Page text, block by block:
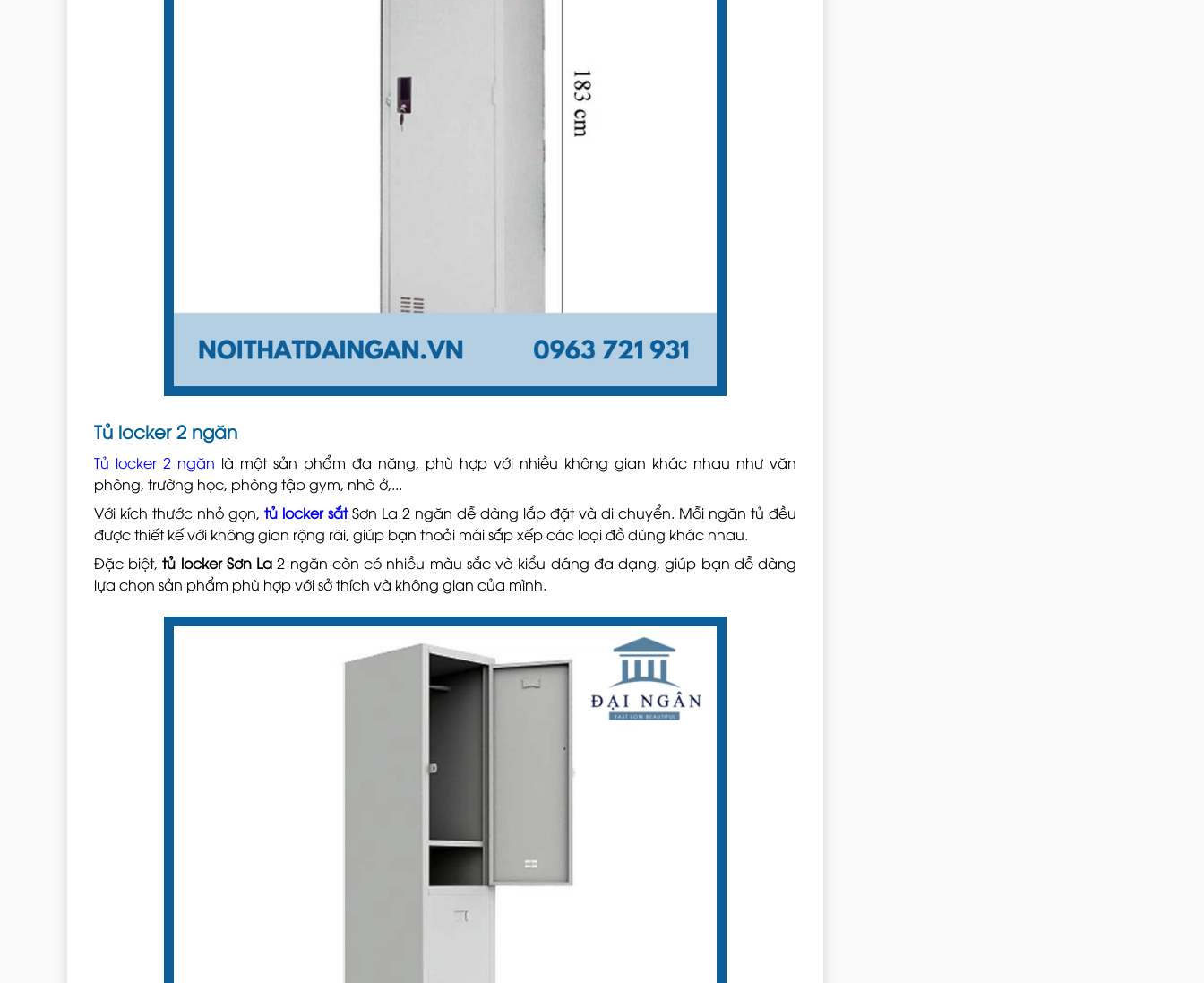
Tủ locker 2 ngăn
Tủ locker 2 ngăn là một sản phẩm đa năng, phù hợp với nhiều không gian khác nhau như văn
phòng, trường học, phòng tập gym, nhà ở,...
Với kích thước nhỏ gọn, tủ locker sắtSơn La 2 ngăn dễ dàng lắp đặt và di chuyển. Mỗi ngăn tủ đều
được thiết kế với không gian rộng rãi, giúp bạn thoải mái sắp xếp các loại đồ dùng khác nhau.
Đặc biệt,tủ locker Sơn La 2 ngăn còn có nhiều màu sắc và kiểu dáng đa dạng, giúp bạn dễ dàng
lựa chọn sản phẩm phù hợp với sở thích và không gian của mình.